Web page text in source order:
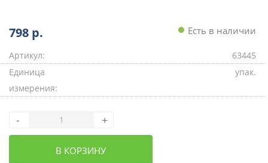
798 р. Есть в наличии
Артикул:
63445
Единица
измерения:
упак.
- +
В КОРЗИНУ